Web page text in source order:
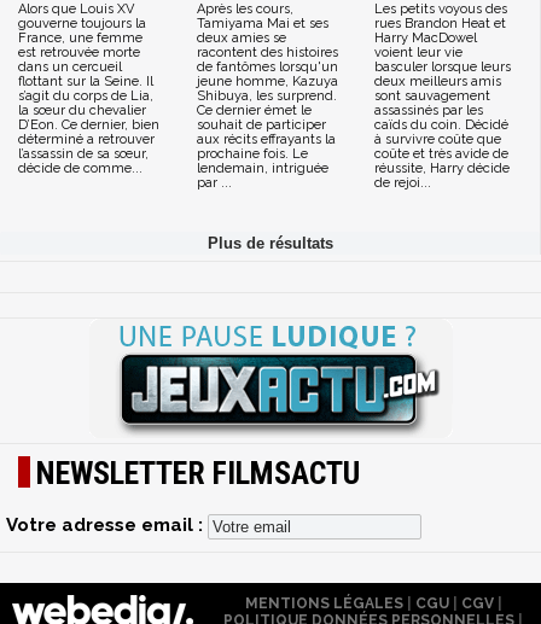
Alors que Louis XV
gouverne toujours la
France, une femme
est retrouvée morte
dans un cercueil
flottant sur la Seine. Il
s’agit du corps de Lia,
la sœur du chevalier
D’Eon. Ce dernier, bien
déterminé a retrouver
l’assassin de sa sœur,
décide de comme...
Après les cours,
Tamiyama Mai et ses
deux amies se
racontent des histoires
de fantômes lorsqu'un
jeune homme, Kazuya
Shibuya, les surprend.
Ce dernier émet le
souhait de participer
aux récits effrayants la
prochaine fois. Le
lendemain, intriguée
par ...
Les petits voyous des
rues Brandon Heat et
Harry MacDowel
voient leur vie
basculer lorsque leurs
deux meilleurs amis
sont sauvagement
assassinés par les
caïds du coin. Décidé
à survivre coûte que
coûte et très avide de
réussite, Harry décide
de rejoi...
NEWSLETTER FILMSACTU
Votre adresse email :
MENTIONS LÉGALES| CGU| CGV|
POLITIQUE DONNÉES PERSONNELLES